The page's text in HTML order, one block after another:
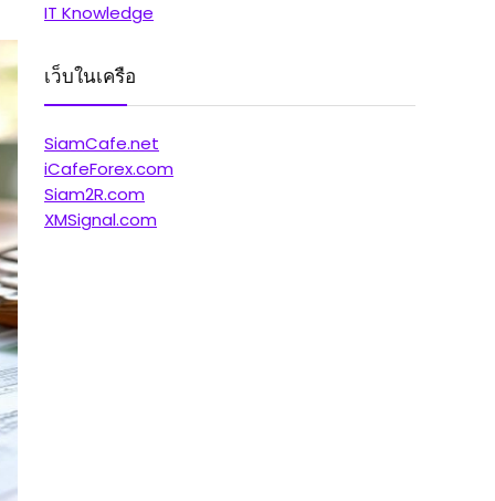
IT Knowledge
เว็บในเครือ
SiamCafe.net
iCafeForex.com
Siam2R.com
XMSignal.com